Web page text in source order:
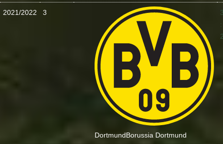
2021/2022 3
DortmundBorussia Dortmund
: